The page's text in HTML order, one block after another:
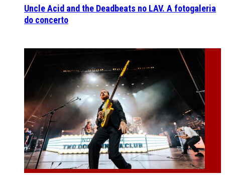
Uncle Acid and the Deadbeats no LAV. A fotogaleria
do concerto